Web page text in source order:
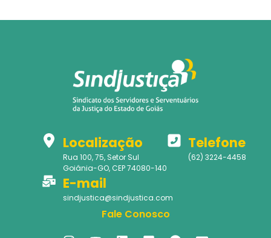
Localização
Rua 100, 75, Setor Sul
Goiânia-GO, CEP 74080-140
Telefone
(62) 3224-4458
E-mail
sindjustica@sindjustica.com
Fale Conosco